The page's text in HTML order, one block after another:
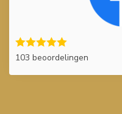
103 beoordelingen